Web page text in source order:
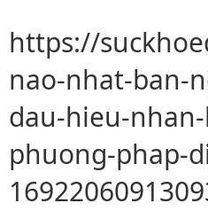
https://
nao-nhat-ban-
dau-hieu-
phuong-phap-